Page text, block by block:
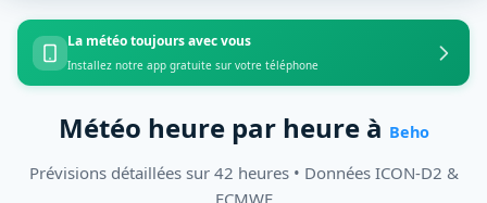
La météo toujours avec vous
Installez notre app gratuite sur votre téléphone
Météo heure par heure à Beho
Prévisions détaillées sur 42 heures • Données ICON-D2 &
ECMWF